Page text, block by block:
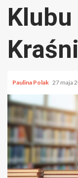
Paulina Polak 27 maja